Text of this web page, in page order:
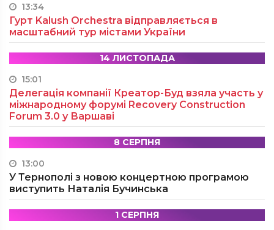
13:34
Гурт Kalush Orchestra відправляється в
масштабний тур містами України
14 ЛИСТОПАДА
15:01
Делегація компанії Креатор-Буд взяла участь у
міжнародному форумі Recovery Construction
Forum 3.0 у Варшаві
8 СЕРПНЯ
13:00
У Тернополі з новою концертною програмою
виступить Наталія Бучинська
1 СЕРПНЯ